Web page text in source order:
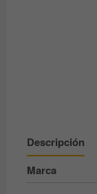
Descripción
Marca